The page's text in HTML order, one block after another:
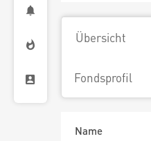
Übersicht
Fondsprofil
Name